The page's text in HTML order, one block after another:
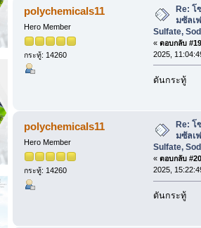
polychemicals11
Hero Member
กระทู้: 14260
Re: โ
มซัลเ
Sulfate,
« ตอบกลับ
2025,
ดันกระทู้
polychemicals11
Hero Member
กระทู้: 14260
Re: โ
มซัลเ
Sulfate,
« ตอบกลับ
2025,
ดันกระทู้